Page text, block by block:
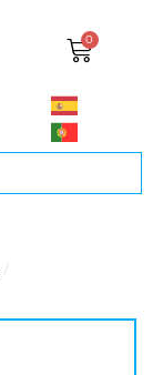
0
/